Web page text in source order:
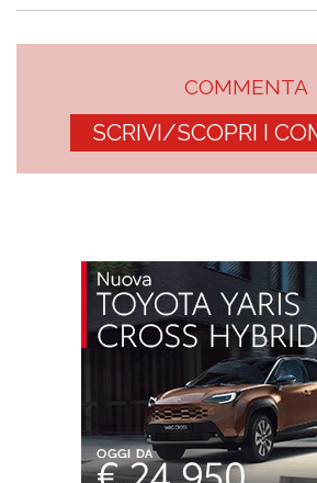
COMMENTA
SCRIVI/SCOPRI I